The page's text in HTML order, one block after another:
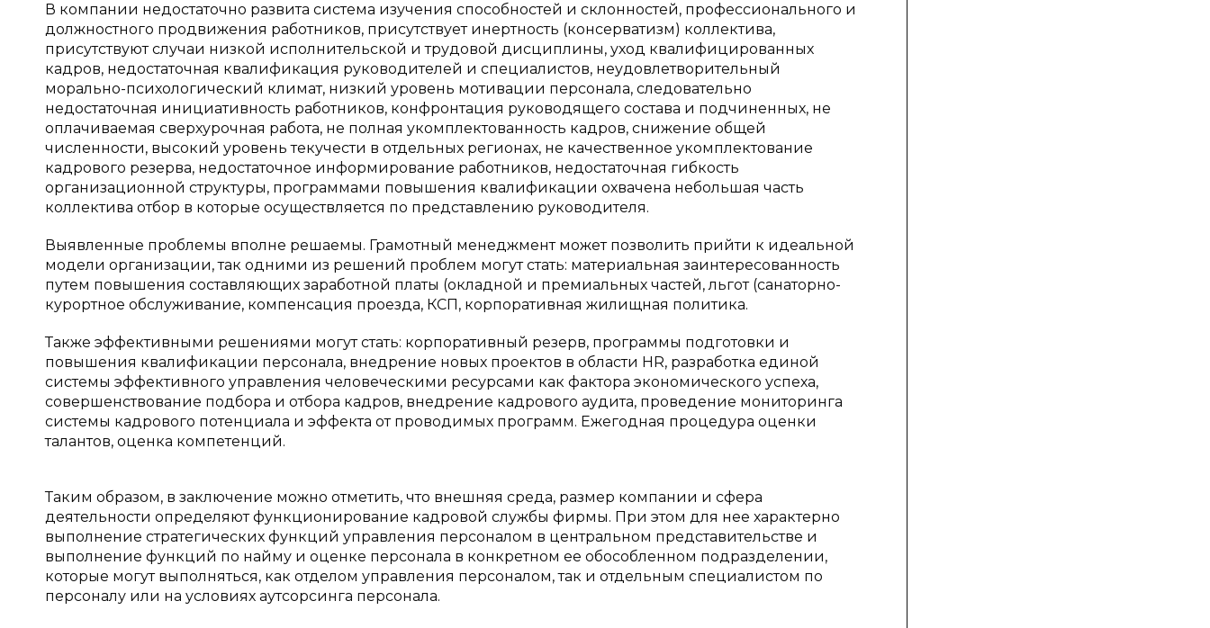
В компании недостаточно развита система изучения способностей и склонностей, профессионального и
должностного продвижения работников, присутствует инертность (консерватизм) коллектива,
присутствуют случаи низкой исполнительской и трудовой дисциплины, уход квалифицированных
кадров, недостаточная квалификация руководителей и специалистов, неудовлетворительный
морально-психологический климат, низкий уровень мотивации персонала, следовательно
недостаточная инициативность работников, конфронтация руководящего состава и подчиненных, не
оплачиваемая сверхурочная работа, не полная укомплектованность кадров, снижение общей
численности, высокий уровень текучести в отдельных регионах, не качественное укомплектование
кадрового резерва, недостаточное информирование работников, недостаточная гибкость
организационной структуры, программами повышения квалификации охвачена небольшая часть
коллектива отбор в которые осуществляется по представлению руководителя.
Выявленные проблемы вполне решаемы. Грамотный менеджмент может позволить прийти к идеальной
модели организации, так одними из решений проблем могут стать: материальная заинтересованность
путем повышения составляющих заработной платы (окладной и премиальных частей, льгот (санаторно-
курортное обслуживание, компенсация проезда, КСП, корпоративная жилищная политика.
Также эффективными решениями могут стать: корпоративный резерв, программы подготовки и
повышения квалификации персонала, внедрение новых проектов в области HR, разработка единой
системы эффективного управления человеческими ресурсами как фактора экономического успеха,
совершенствование подбора и отбора кадров, внедрение кадрового аудита, проведение мониторинга
системы кадрового потенциала и эффекта от проводимых программ. Ежегодная процедура оценки
талантов, оценка компетенций.
Таким образом, в заключение можно отметить, что внешняя среда, размер компании и сфера
деятельности определяют функционирование кадровой службы фирмы. При этом для нее характерно
выполнение стратегических функций управления персоналом в центральном представительстве и
выполнение функций по найму и оценке персонала в конкретном ее обособленном подразделении,
которые могут выполняться, как отделом управления персоналом, так и отдельным специалистом по
персоналу или на условиях аутсорсинга персонала.